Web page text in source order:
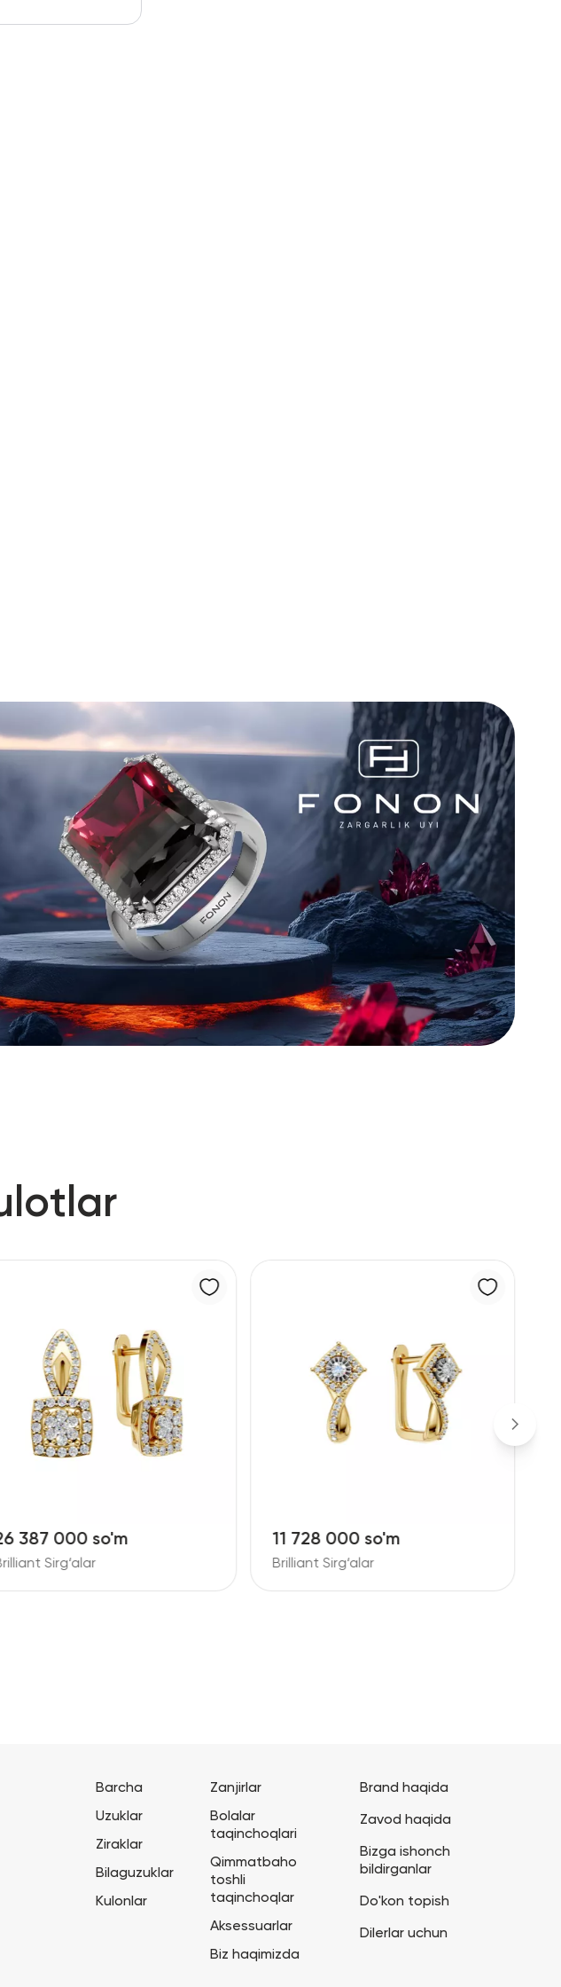
387 000 so'm
Sirg‘alar
11 728 000 so'm
Brilliant Sirg‘alar
Barcha
Uzuklar
Ziraklar
Bilaguzuklar
Kulonlar
Zanjirlar
Bolalar
taqinchoqlari
Qimmatbaho
toshli
taqinchoqlar
Aksessuarlar
Biz haqimizda
Brand haqida
Zavod haqida
Bizga ishonch
bildirganlar
Do'kon topish
Dilerlar uchun